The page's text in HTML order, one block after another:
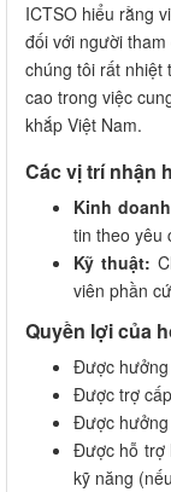
ICTSO hiểu rằng
đối với người
chúng tôi rất nhiệt
cao trong việc
khắp Việt Nam.
Các vị trí nhận
Kinh
tin theo
Kỹ thuật:
viên phần
Quyền lợi của
Được
Được trợ
Được
Được hỗ trợ
kỹ năng